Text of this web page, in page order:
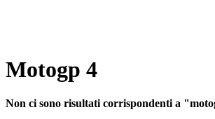
Motogp 4
Non ci sono risultati corrispondenti a